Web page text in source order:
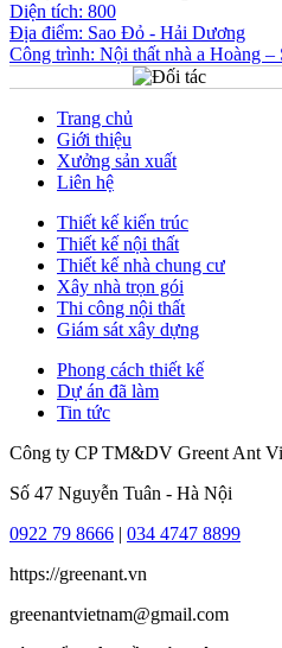
Diện tích: 800
Địa điểm: Sao Đỏ - Hải Dương
Công trình: Nội thất nhà a Hoàng
Trang chủ
Giới thiệu
Xưởng sản xuất
Liên hệ
Thiết kế kiến trúc
Thiết kế nội thất
Thiết kế nhà chung cư
Xây nhà trọn gói
Thi công nội thất
Giám sát xây dựng
Phong cách thiết kế
Dự án đã làm
Tin tức
Công ty CP TM&DV Greent Ant
Số 47 Nguyễn Tuân - Hà Nội
0922 79 8666 | 034 4747 8899
https://greenant.vn
greenantvietnam@gmail.com